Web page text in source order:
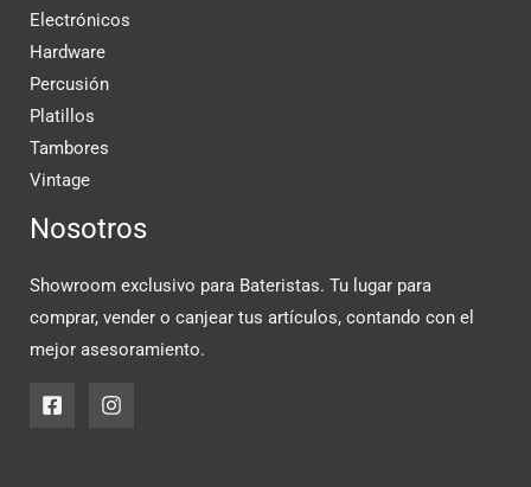
Electrónicos
Hardware
Percusión
Platillos
Tambores
Vintage
Nosotros
Showroom exclusivo para Bateristas. Tu lugar para
comprar, vender o canjear tus artículos, contando con el
mejor asesoramiento.